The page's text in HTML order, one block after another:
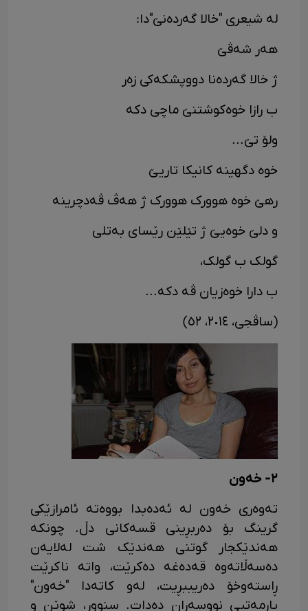
لە شیعری "خالا گەردەنێ"دا:
هەر شەڤێ
ژ خالا گەردەنا دووپشکەکی زەر
ب رازا خوەکوشتنێ ماچی دکە
ولۆ تێ...
خوە دگهینە کانیکا تاریێ
رهێ خوە هوورک هوورک ژ هەڤ ڤەدچرینە
و دلێ خوەیێ ژ تێلێن رێسای بەتلی
گولک ب گولک،
ب دارا خوەزیان ڤە دکە...
(ساڤجی، ٢٠١٤، ٥٢)
٢- خەون
تەوەری خەون لە ئەدەبدا بووەتە ئامرازێکی
گرینگ بۆ دەربڕینی قسەکانی دڵ. چونکە
هەندێکجار گوتنی هەندێک شت لەلایەن
دەسەڵاتەوە قەدەغە دەکرێت، واتە ناکرێت
ڕاستەوخۆ دەریببڕیت، لەو کاتەدا "خەون"
یارمەتیی نووسەران دەدات. سنوور، شوێن و